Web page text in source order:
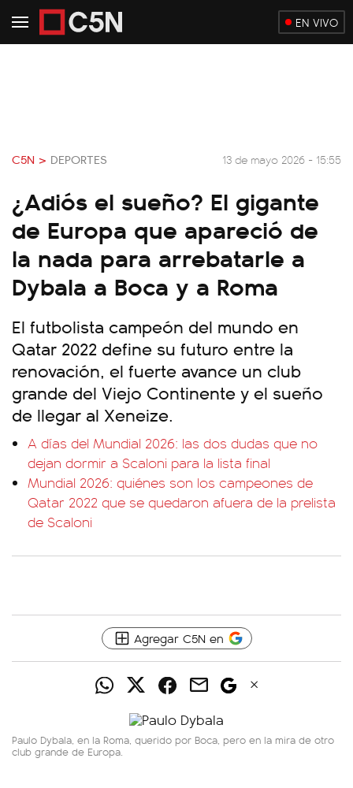
EN VIVO
C5N > DEPORTES 13 de mayo 2026 - 15:55
¿Adiós el sueño? El gigante
de Europa que apareció de
la nada para arrebatarle a
Dybala a Boca y a Roma
El futbolista campeón del mundo en
Qatar 2022 define su futuro entre la
renovación, el fuerte avance un club
grande del Viejo Continente y el sueño
de llegar al Xeneize.
A días del Mundial 2026: las dos dudas que no
dejan dormir a Scaloni para la lista final
Mundial 2026: quiénes son los campeones de
Qatar 2022 que se quedaron afuera de la prelista
de Scaloni
Agregar C5N en
Paulo Dybala, en la Roma, querido por Boca, pero en la mira de otro
club grande de Europa.